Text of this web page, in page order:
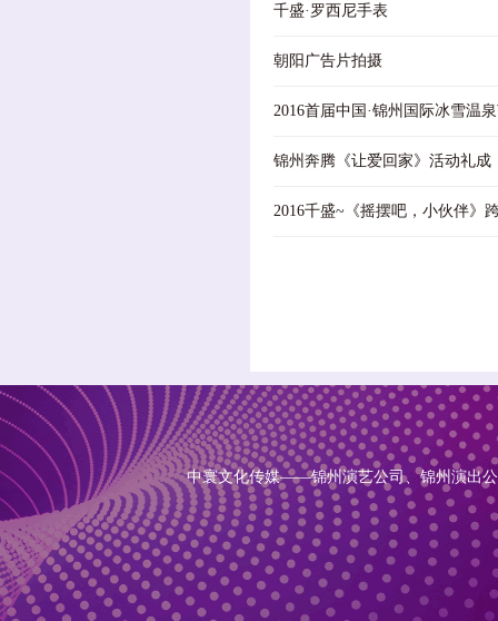
千盛·罗西尼手表
朝阳广告片拍摄
2016首届中国·锦州国际冰雪温
锦州奔腾《让爱回家》活动礼成
2016千盛~《摇摆吧，小伙伴》
中寰文化传媒——锦州演艺公司、锦州演出